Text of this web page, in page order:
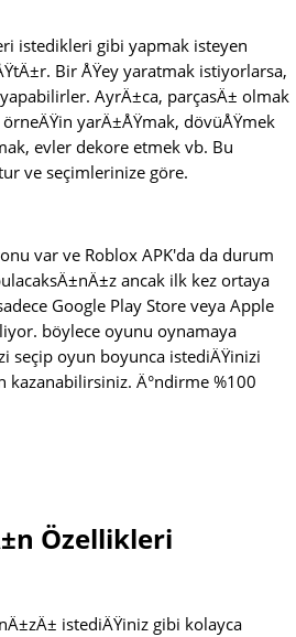
istedikleri gibi yapmak isteyen
Bir ÅŸey yaratmak istiyorlarsa,
AyrÄ±ca, parçasÄ± olmak
yarÄ±ÅŸmak, dövüÅŸmek
evler dekore etmek vb. Bu
ve seçimlerinize göre.
var ve Roblox APK'da da durum
ancak ilk kez ortaya
Google Play Store veya Apple
böylece oyunu oynamaya
seçip oyun boyunca istediÄŸinizi
Ä°ndirme %100
Özellikleri
istediÄŸiniz gibi kolayca